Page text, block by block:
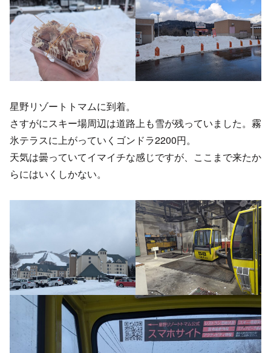
星野リゾートトマムに到着。
さすがにスキー場周辺は道路上も雪が残っていました。霧
氷テラスに上がっていくゴンドラ2200円。
天気は曇っていてイマイチな感じですが、ここまで来たか
らにはいくしかない。